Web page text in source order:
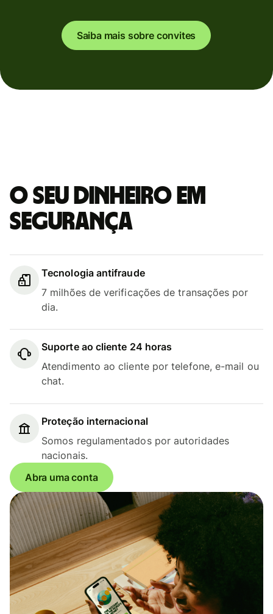
Saiba mais sobre convites
O seu dinheiro em
segurança
Tecnologia antifraude
7 milhões de verificações de transações por
dia.
Suporte ao cliente 24 horas
Atendimento ao cliente por telefone, e-mail ou
chat.
Proteção internacional
Somos regulamentados por autoridades
nacionais.
Abra uma conta